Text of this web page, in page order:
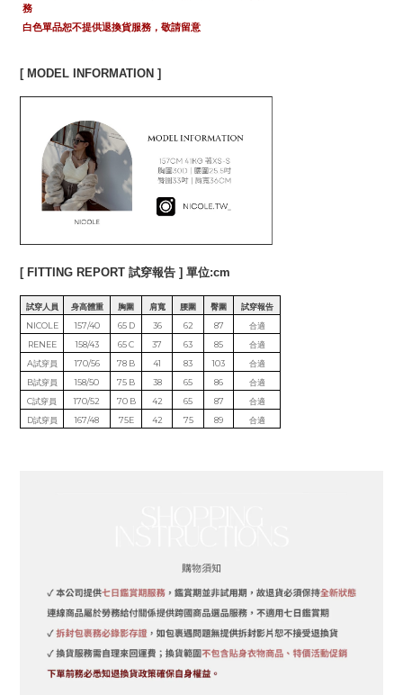
務
白色單品恕不提供退換貨服務，敬請留意
[ MODEL INFORMATION ]
[ FITTING REPORT 試穿報告 ] 單位:cm
試穿人員 身高體重 胸圍 肩寬 腰圍 臀圍
試穿報告
NICOLE
157/40 65 D 36 62 87
合適
RENEE
158/43 65 C 37 63 85
合適
A試穿員
170/56 78 B 41 83 103
合適
B試穿員
158/50 75 B 38 65 86
合適
C試穿員
170/52 70 B 42 65 87
合適
D試穿員
167/48 75E 42 75 89 合適